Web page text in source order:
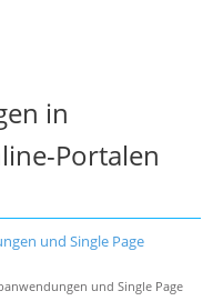
in
Portalen
und Single Page
und Single Page